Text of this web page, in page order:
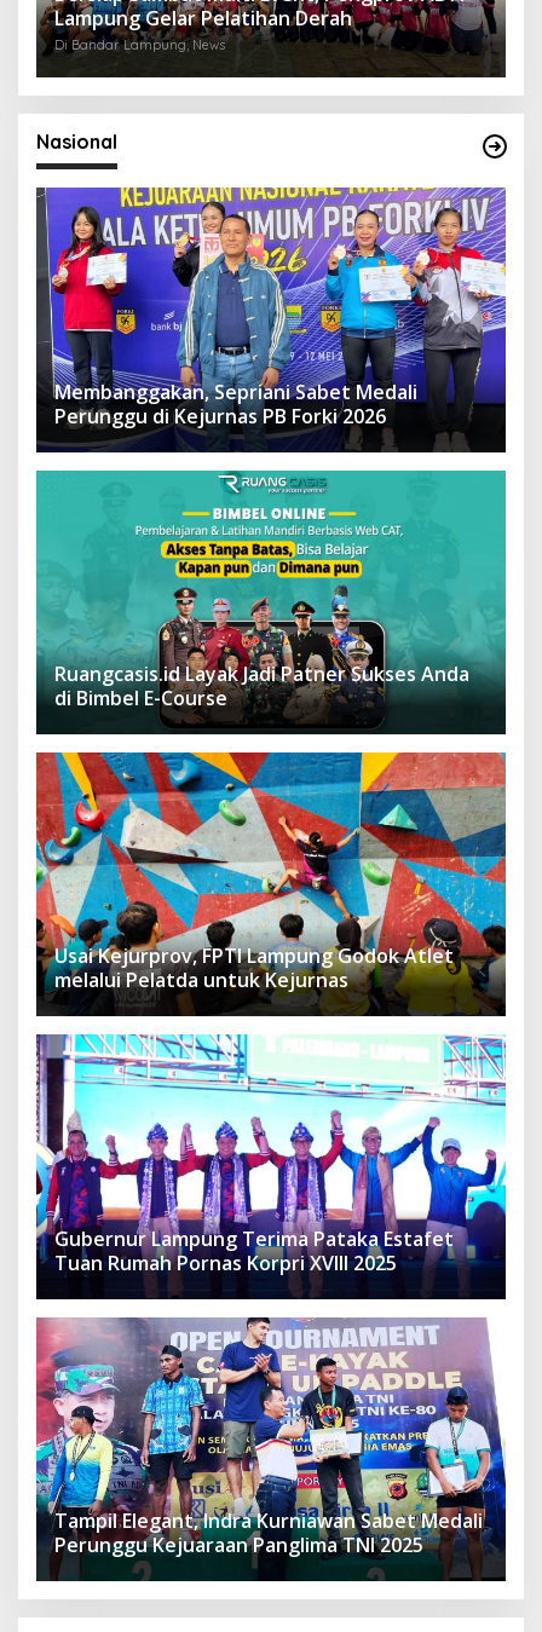
Lampung Gelar Pelatihan Derah
Di Bandar Lampung, News
Nasional
Membanggakan, Sepriani Sabet Medali
Perunggu di Kejurnas PB Forki 2026
Ruangcasis.id Layak Jadi Patner Sukses Anda
di Bimbel E-Course
Usai Kejurprov, FPTI Lampung Godok Atlet
melalui Pelatda untuk Kejurnas
Gubernur Lampung Terima Pataka Estafet
Tuan Rumah Pornas Korpri XVIII 2025
Tampil Elegant, Indra Kurniawan Sabet Medali
Perunggu Kejuaraan Panglima TNI 2025